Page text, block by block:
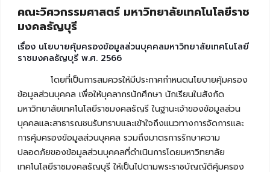
คณะวิศวกรรมศาสตร์ มหาวิทยาลัยเทคโนโลยีราช
มงคลธัญบุรี
เรื่อง นโยบายคุ้มครองข้อมูลส่วนบุคคลมหาวิทยาลัยเทคโนโลยี
ราชมงคลธัญบุรี พ.ศ. 2566
โดยที่เป็นการสมควรให้มีประกาศกำหนดนโยบายคุ้มครอง
ข้อมูลส่วนบุคคล เพื่อให้บุคลากรนักศึกษา นักเรียนในสังกัด
มหาวิทยาลัยเทคโนโลยีราชมงคลธัญรี ในฐานะเจ้าของข้อมูลส่วน
บุคคลและสาธารณชนรับทราบและเข้าใจถึงแนวทางการจัดการและ
การคุ้มครองข้อมูลส่วนบุคคล รวมถึงมาตรการรักษาความ
ปลอดภัยของข้อมูลส่วนบุคคลที่ดำเนินการโดยมหาวิทยาลัย
เทคโนโลยีราชมงคลธัญบุรี ให้เป็นไปตามพระราชบัญญัติคุ้มครอง